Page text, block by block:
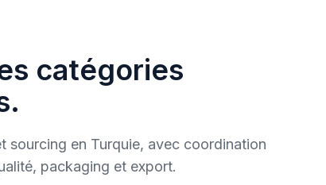
catégories
sourcing en Turquie, avec coordination
packaging et export.